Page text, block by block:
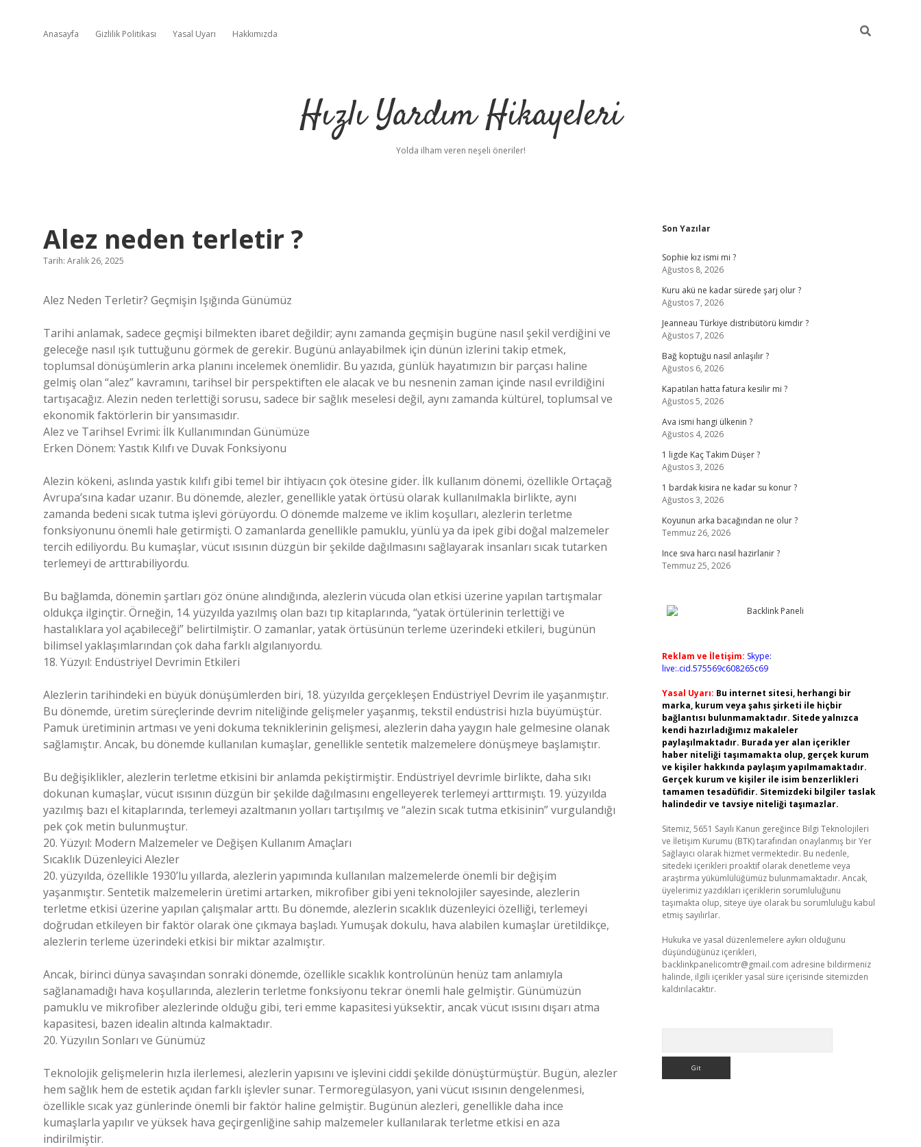
Anasayfa Gizlilik Politikası Yasal Uyarı Hakkımızda
Hızlı Yardım Hikayeleri
Yolda ilham veren neşeli öneriler!
Alez neden terletir ?
Tarih: Aralık 26, 2025
Alez Neden Terletir? Geçmişin Işığında Günümüz
Tarihi anlamak, sadece geçmişi bilmekten ibaret değildir; aynı zamanda geçmişin bugüne nasıl şekil verdiğini ve
geleceğe nasıl ışık tuttuğunu görmek de gerekir. Bugünü anlayabilmek için dünün izlerini takip etmek,
toplumsal dönüşümlerin arka planını incelemek önemlidir. Bu yazıda, günlük hayatımızın bir parçası haline
gelmiş olan “alez” kavramını, tarihsel bir perspektiften ele alacak ve bu nesnenin zaman içinde nasıl evrildiğini
tartışacağız. Alezin neden terlettiği sorusu, sadece bir sağlık meselesi değil, aynı zamanda kültürel, toplumsal ve
ekonomik faktörlerin bir yansımasıdır.
Alez ve Tarihsel Evrimi: İlk Kullanımından Günümüze
Erken Dönem: Yastık Kılıfı ve Duvak Fonksiyonu
Alezin kökeni, aslında yastık kılıfı gibi temel bir ihtiyacın çok ötesine gider. İlk kullanım dönemi, özellikle Ortaçağ
Avrupa’sına kadar uzanır. Bu dönemde, alezler, genellikle yatak örtüsü olarak kullanılmakla birlikte, aynı
zamanda bedeni sıcak tutma işlevi görüyordu. O dönemde malzeme ve iklim koşulları, alezlerin terletme
fonksiyonunu önemli hale getirmişti. O zamanlarda genellikle pamuklu, yünlü ya da ipek gibi doğal malzemeler
tercih ediliyordu. Bu kumaşlar, vücut ısısının düzgün bir şekilde dağılmasını sağlayarak insanları sıcak tutarken
terlemeyi de arttırabiliyordu.
Bu bağlamda, dönemin şartları göz önüne alındığında, alezlerin vücuda olan etkisi üzerine yapılan tartışmalar
oldukça ilginçtir. Örneğin, 14. yüzyılda yazılmış olan bazı tıp kitaplarında, “yatak örtülerinin terlettiği ve
hastalıklara yol açabileceği” belirtilmiştir. O zamanlar, yatak örtüsünün terleme üzerindeki etkileri, bugünün
bilimsel yaklaşımlarından çok daha farklı algılanıyordu.
18. Yüzyıl: Endüstriyel Devrimin Etkileri
Alezlerin tarihindeki en büyük dönüşümlerden biri, 18. yüzyılda gerçekleşen Endüstriyel Devrim ile yaşanmıştır.
Bu dönemde, üretim süreçlerinde devrim niteliğinde gelişmeler yaşanmış, tekstil endüstrisi hızla büyümüştür.
Pamuk üretiminin artması ve yeni dokuma tekniklerinin gelişmesi, alezlerin daha yaygın hale gelmesine olanak
sağlamıştır. Ancak, bu dönemde kullanılan kumaşlar, genellikle sentetik malzemelere dönüşmeye başlamıştır.
Bu değişiklikler, alezlerin terletme etkisini bir anlamda pekiştirmiştir. Endüstriyel devrimle birlikte, daha sıkı
dokunan kumaşlar, vücut ısısının düzgün bir şekilde dağılmasını engelleyerek terlemeyi arttırmıştı. 19. yüzyılda
yazılmış bazı el kitaplarında, terlemeyi azaltmanın yolları tartışılmış ve “alezin sıcak tutma etkisinin” vurgulandığı
pek çok metin bulunmuştur.
20. Yüzyıl: Modern Malzemeler ve Değişen Kullanım Amaçları
Sıcaklık Düzenleyici Alezler
20. yüzyılda, özellikle 1930’lu yıllarda, alezlerin yapımında kullanılan malzemelerde önemli bir değişim
yaşanmıştır. Sentetik malzemelerin üretimi artarken, mikrofiber gibi yeni teknolojiler sayesinde, alezlerin
terletme etkisi üzerine yapılan çalışmalar arttı. Bu dönemde, alezlerin sıcaklık düzenleyici özelliği, terlemeyi
doğrudan etkileyen bir faktör olarak öne çıkmaya başladı. Yumuşak dokulu, hava alabilen kumaşlar üretildikçe,
alezlerin terleme üzerindeki etkisi bir miktar azalmıştır.
Ancak, birinci dünya savaşından sonraki dönemde, özellikle sıcaklık kontrolünün henüz tam anlamıyla
sağlanamadığı hava koşullarında, alezlerin terletme fonksiyonu tekrar önemli hale gelmiştir. Günümüzün
pamuklu ve mikrofiber alezlerinde olduğu gibi, teri emme kapasitesi yüksektir, ancak vücut ısısını dışarı atma
kapasitesi, bazen idealin altında kalmaktadır.
20. Yüzyılın Sonları ve Günümüz
Teknolojik gelişmelerin hızla ilerlemesi, alezlerin yapısını ve işlevini ciddi şekilde dönüştürmüştür. Bugün, alezler
hem sağlık hem de estetik açıdan farklı işlevler sunar. Termoregülasyon, yani vücut ısısının dengelenmesi,
özellikle sıcak yaz günlerinde önemli bir faktör haline gelmiştir. Bugünün alezleri, genellikle daha ince
kumaşlarla yapılır ve yüksek hava geçirgenliğine sahip malzemeler kullanılarak terletme etkisi en aza
indirilmiştir.
Sidebar
Son Yazılar
Sophie kız ismi mi ?
Ağustos 8, 2026
Kuru akü ne kadar sürede şarj olur ?
Ağustos 7, 2026
Jeanneau Türkiye distribütörü kimdir ?
Ağustos 7, 2026
Bağ koptuğu nasıl anlaşılır ?
Ağustos 6, 2026
Kapatılan hatta fatura kesilir mi ?
Ağustos 5, 2026
Ava ismi hangi ülkenin ?
Ağustos 4, 2026
1 ligde Kaç Takim Düşer ?
Ağustos 3, 2026
1 bardak kisira ne kadar su konur ?
Ağustos 3, 2026
Koyunun arka bacağından ne olur ?
Temmuz 26, 2026
Ince sıva harcı nasıl hazirlanir ?
Temmuz 25, 2026
Reklam ve İletişim: Skype:
live:.cid.575569c608265c69
Yasal Uyarı: Bu internet sitesi, herhangi bir
marka, kurum veya şahıs şirketi ile hiçbir
bağlantısı bulunmamaktadır. Sitede yalnızca
kendi hazırladığımız makaleler
paylaşılmaktadır. Burada yer alan içerikler
haber niteliği taşımamakta olup, gerçek kurum
ve kişiler hakkında paylaşım yapılmamaktadır.
Gerçek kurum ve kişiler ile isim benzerlikleri
tamamen tesadüfidir. Sitemizdeki bilgiler taslak
halindedir ve tavsiye niteliği taşımazlar.
Sitemiz, 5651 Sayılı Kanun gereğince Bilgi Teknolojileri
ve İletişim Kurumu (BTK) tarafından onaylanmış bir Yer
Sağlayıcı olarak hizmet vermektedir. Bu nedenle,
sitedeki içerikleri proaktif olarak denetleme veya
araştırma yükümlülüğümüz bulunmamaktadır. Ancak,
üyelerimiz yazdıkları içeriklerin sorumluluğunu
taşımakta olup, siteye üye olarak bu sorumluluğu kabul
etmiş sayılırlar.
Hukuka ve yasal düzenlemelere aykırı olduğunu
düşündüğünüz içerikleri,
backlinkpanelicomtr@gmail.com adresine bildirmeniz
halinde, ilgili içerikler yasal süre içerisinde sitemizden
kaldırılacaktır.